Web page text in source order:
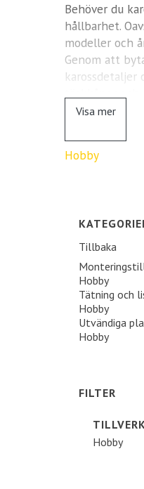
Behöver du
hållbarhet.
modeller och
Genom att
karossdetaljer
karossdelar
Visa mer
Hobby
Tillbaka
Hobby
Tätning och
Hobby
Utvändiga
Hobby
FILTER
Hobby